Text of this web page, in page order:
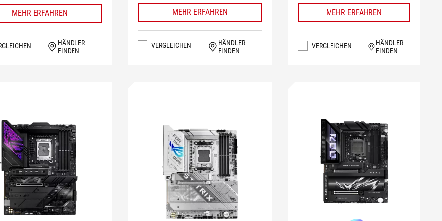
MEHR ERFAHREN
HÄNDLER
FINDEN
MEHR ERFAHREN
VERGLEICHEN
HÄNDLER
FINDEN
MEHR ERFAHREN
VERGLEICHEN
HÄNDLER
FINDEN